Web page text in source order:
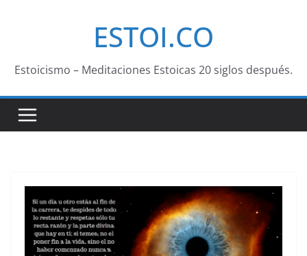
ESTOI.CO
Estoicismo – Meditaciones Estoicas 20 siglos después.